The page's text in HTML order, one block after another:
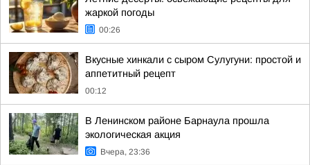
жаркой погоды
00:26
Вкусные хинкали с сыром Сулугуни: простой и
аппетитный рецепт
00:12
В Ленинском районе Барнаула прошла
экологическая акция
Вчера, 23:36